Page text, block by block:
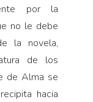
por la
no le debe
la novela,
de los
de Alma se
hacia